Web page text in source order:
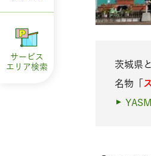
茨城県
名物「
サービス
エリア検索